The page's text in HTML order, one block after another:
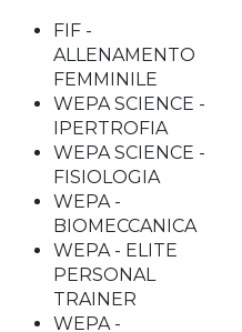
FIF -
ALLENAMENTO
FEMMINILE
WEPA SCIENCE -
IPERTROFIA
WEPA SCIENCE -
FISIOLOGIA
WEPA -
BIOMECCANICA
WEPA - ELITE
PERSONAL
TRAINER
WEPA -